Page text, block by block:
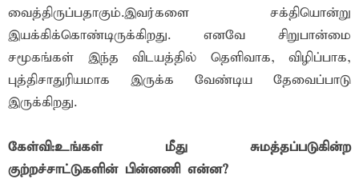
வைத்திருப்பதாகும்.இவர்களை சக்தியொன்று
இயக்கிக்கொண்டிருக்கிறது. எனவே சிறுபான்மை
சமூகங்கள் இந்த விடயத்தில் தெளிவாக, விழிப்பாக,
புத்திசாதுரியமாக இருக்க வேண்டிய தேவைப்பாடு
இருக்கிறது.
கேள்வி:உங்கள் மீது சுமத்தப்படுகின்ற
குற்றச்சாட்டுகளின் பின்னணி என்ன?